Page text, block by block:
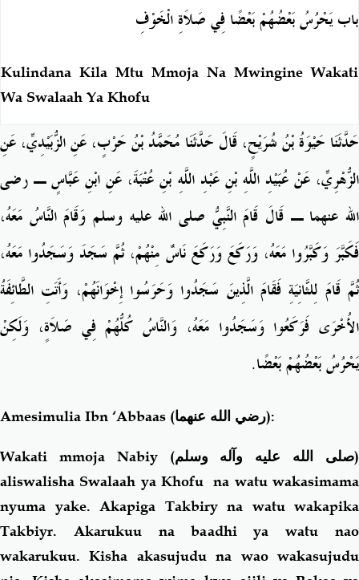
باب يَحْرُسُ بَعْضُهُمْ بَعْضًا فِي صَلاَةِ الْخَوْفِ
Kulindana Kila Mtu Mmoja Na Mwingine Wakati
Wa Swalaah Ya Khofu
حَدَّثَنَا حَيْوَةُ بْنُ شُرَيْحٍ، قَالَ حَدَّثَنَا مُحَمَّدُ بْنُ حَرْبٍ، عَنِ الزُّبَيْدِيِّ، عَنِ
الزُّهْرِيِّ، عَنْ عُبَيْدِ اللَّهِ بْنِ عَبْدِ اللَّهِ بْنِ عُتْبَةَ، عَنِ ابْنِ عَبَّاسٍ ـ رضى
الله عنهما ـ قَالَ قَامَ النَّبِيُّ صلى الله عليه وسلم وَقَامَ النَّاسُ مَعَهُ،
فَكَبَّرَ وَكَبَّرُوا مَعَهُ، وَرَكَعَ وَرَكَعَ نَاسٌ مِنْهُمْ، ثُمَّ سَجَدَ وَسَجَدُوا مَعَهُ،
ثُمَّ قَامَ لِلثَّانِيَةِ فَقَامَ الَّذِينَ سَجَدُوا وَحَرَسُوا إِخْوَانَهُمْ، وَأَتَتِ الطَّائِفَةُ
الأُخْرَى فَرَكَعُوا وَسَجَدُوا مَعَهُ، وَالنَّاسُ كُلُّهُمْ فِي صَلاَةٍ، وَلَكِنْ
يَحْرُسُ بَعْضُهُمْ بَعْضًا‏.‏
Amesimulia Ibn ‘Abbaas (رضي الله عنهما):
Wakati mmoja Nabiy (صلى الله عليه وآله وسلم)
aliswalisha Swalaah ya Khofu na watu wakasimama
nyuma yake. Akapiga Takbiry na watu wakapika
Takbiyr. Akarukuu na baadhi ya watu nao
wakarukuu. Kisha akasujudu na wao wakasujudu